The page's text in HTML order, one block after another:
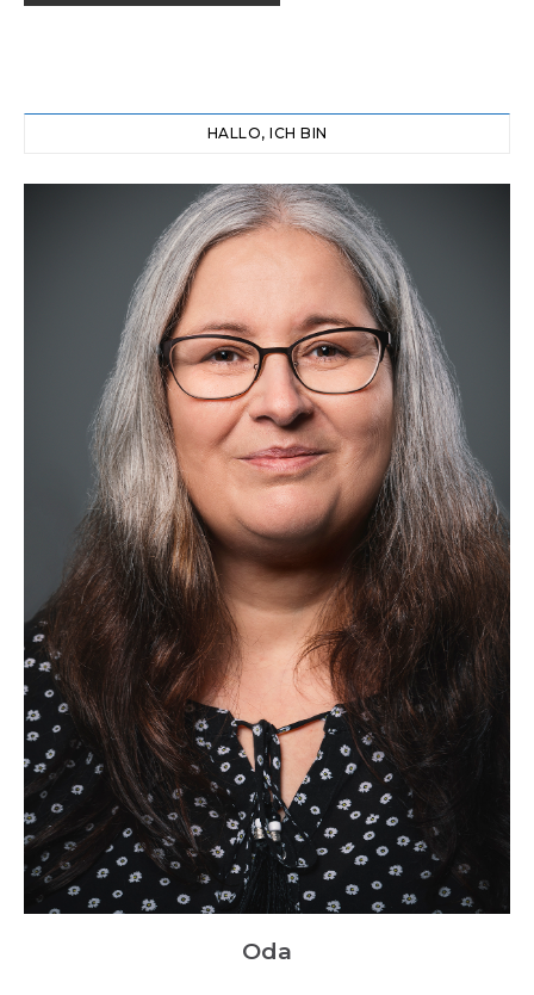
HALLO, ICH BIN
Oda